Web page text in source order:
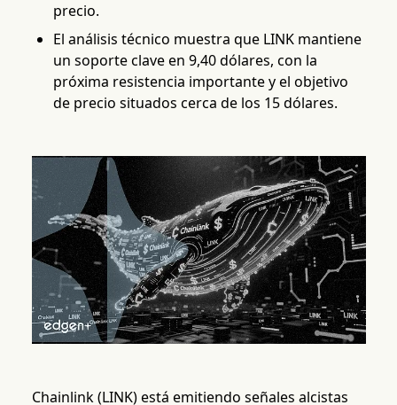
precio.
El análisis técnico muestra que LINK mantiene
un soporte clave en 9,40 dólares, con la
próxima resistencia importante y el objetivo
de precio situados cerca de los 15 dólares.
Chainlink (LINK) está emitiendo señales alcistas